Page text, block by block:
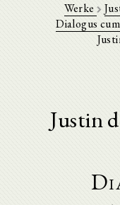
Werke
Dialogus
Justin